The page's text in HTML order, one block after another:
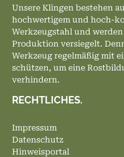
Unsere Klingen bestehen
hochwertigem und hoch-
Werkzeugstahl und
Produktion versiegelt.
Werkzeug regelmäßig mit
schützen, um eine
verhindern.
RECHTLICHES.
Impressum
Datenschutz
Hinweisportal